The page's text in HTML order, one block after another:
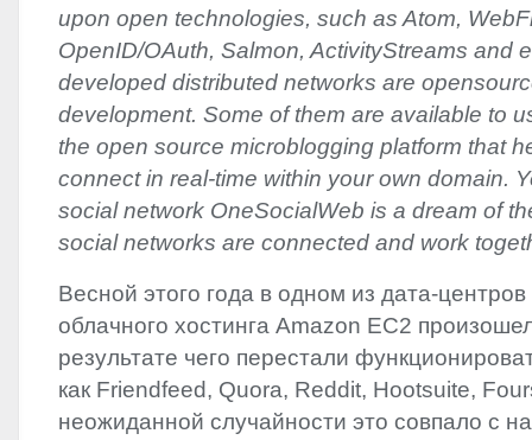
upon open technologies, such as Atom,
OpenID/OAuth, Salmon, ActivityStreams and
developed distributed networks are
development. Some of them are available to
the open source microblogging platform that
connect in real-time within your own domain.
social network OneSocialWeb is a dream of
social networks are connected and work
Весной этого года в одном из дата-
облачного хостинга Amazon EC2
результате чего перестали
как Friendfeed, Quora, Reddit, Hootsuite,
неожиданной случайности это совпало с